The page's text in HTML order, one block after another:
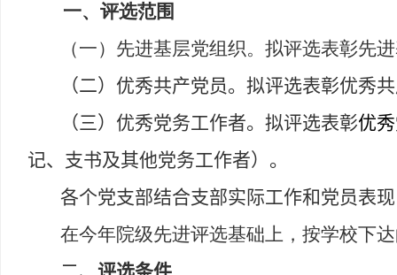
一、评选范围
（一）先进基层党组织。拟评选表彰先
（二）优秀共产党员。拟评选表彰优秀
（三）优秀党务工作者。拟评选表彰优
记、支书及其他党务工作者）。
各个党支部结合支部实际工作和党员表
在今年院级先进评选基础上，按学校下